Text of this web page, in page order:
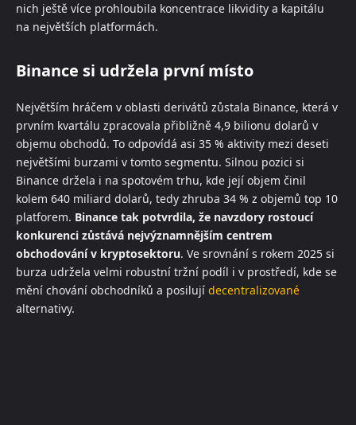
nich ještě více prohloubila koncentrace likvidity a kapitálu
na největších platformách.
Binance si udržela první místo
Největším hráčem v oblasti derivátů zůstala Binance, která v
prvním kvartálu zpracovala přibližně 4,9 bilionu dolarů v
objemu obchodů. To odpovídá asi 35 % aktivity mezi deseti
největšími burzami v tomto segmentu. Silnou pozici si
Binance držela i na spotovém trhu, kde její objem činil
kolem 640 miliard dolarů, tedy zhruba 34 % z objemů top 10
platforem. Binance tak potvrdila, že navzdory rostoucí
konkurenci zůstává nejvýznamnějším centrem
obchodování v kryptosektoru. Ve srovnání s rokem 2025 si
burza udržela velmi robustní tržní podíl i v prostředí, kde se
mění chování obchodníků a posilují decentralizované
alternativy.